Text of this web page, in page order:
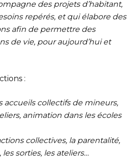
des projets d’habitant,
repérés, et qui élabore des
afin de permettre des
de vie, pour aujourd’hui et
:
accueils collectifs de mineurs,
animation dans les écoles
collectives, la parentalité,
sorties, les ateliers…